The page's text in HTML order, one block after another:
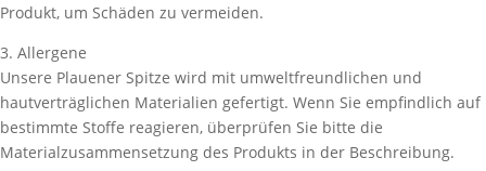
Produkt, um Schäden zu vermeiden.
3. Allergene
Unsere Plauener Spitze wird mit umweltfreundlichen und
hautverträglichen Materialien gefertigt. Wenn Sie empfindlich auf
bestimmte Stoffe reagieren, überprüfen Sie bitte die
Materialzusammensetzung des Produkts in der Beschreibung.